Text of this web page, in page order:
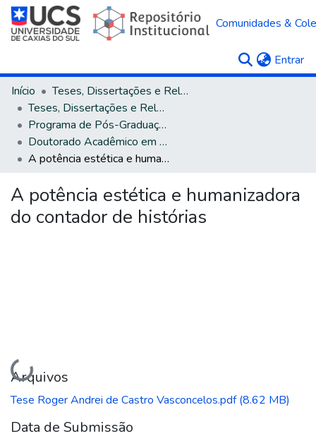
Comunidades &
Entrar
Início
Teses, Dissertações e Relatórios
Teses, Dissertações e Relatórios defendidos na UCS
Programa de Pós-Graduação em Educação
Doutorado Acadêmico em Educação
A potência estética e humanizadora do contador de histórias
A potência estética e humanizadora
do contador de histórias
Carregando...
Arquivos
Tese Roger Andrei de Castro Vasconcelos.pdf(8.62 MB)
Data de Submissão